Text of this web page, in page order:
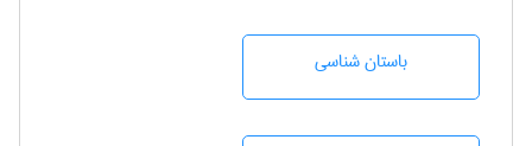
باستان شناسی